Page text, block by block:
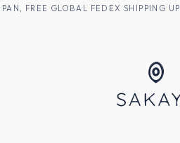
FREE GLOBAL FEDEX SHIPPING